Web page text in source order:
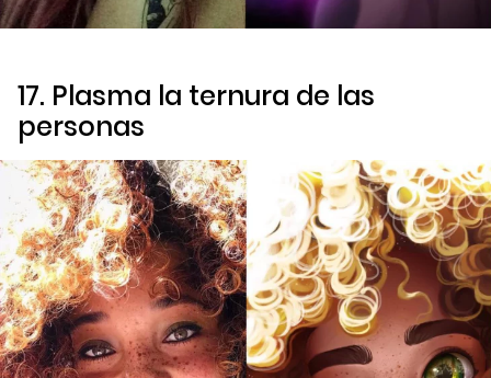
17. Plasma la ternura de las
personas